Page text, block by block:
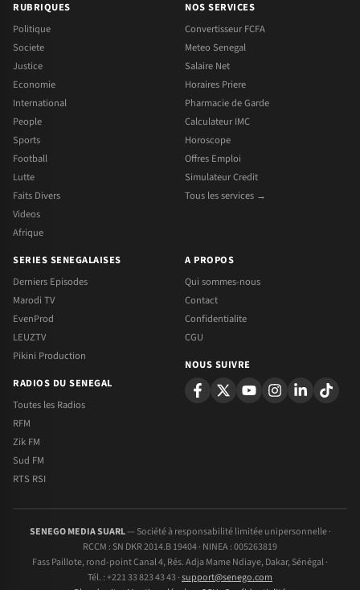
RUBRIQUES
Politique
Societe
Justice
Economie
International
People
Sports
Football
Lutte
Faits Divers
Videos
Afrique
NOS SERVICES
Convertisseur FCFA
Meteo Senegal
Salaire Net
Horaires Priere
Pharmacie de Garde
Calculateur IMC
Horoscope
Offres Emploi
Simulateur Credit
Tous les services →
SERIES SENEGALAISES
Derniers Episodes
Marodi TV
EvenProd
LEUZTV
Pikini Production
RADIOS DU SENEGAL
Toutes les Radios
RFM
Zik FM
Sud FM
RTS RSI
A PROPOS
Qui sommes-nous
Contact
Confidentialite
CGU
NOUS SUIVRE
SENEGO MEDIA SUARL— Société à responsabilité limitée unipersonnelle ·
RCCM : SN DKR 2014.B 19404 · NINEA : 005263819
Fass Paillote, rond-point Canal 4, Rés. Adja Mame Ndiaye, Dakar, Sénégal ·
Tél. : +221 33 823 43 43 ·support@senego.com